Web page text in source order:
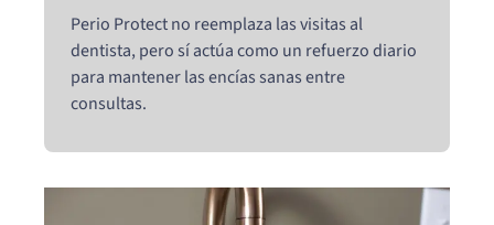
Perio Protect no reemplaza las visitas al
dentista, pero sí actúa como un refuerzo diario
para mantener las encías sanas entre
consultas.